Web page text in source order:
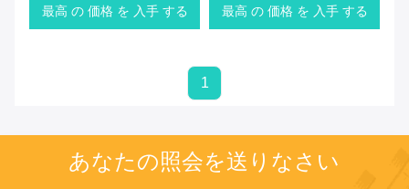
最高 の 価格 を 入手 する 最高 の 価格 を 入手 する
1
あなたの照会を送りなさい